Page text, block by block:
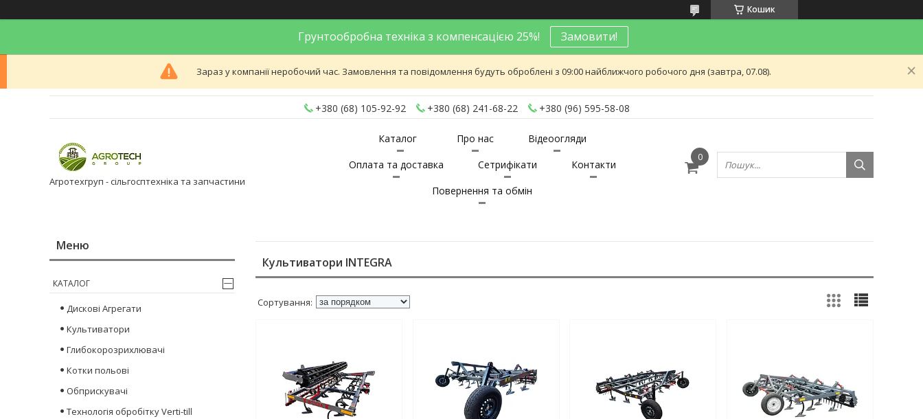
Кошик
Грунтообробна техніка з компенсацією 25%! Замовити!
Зараз у компанії неробочий час. Замовлення та повідомлення будуть оброблені з 09:00 найближчого робочого дня (завтра, 07.08).
+380 (68) 105-92-92 +380 (68) 241-68-22 +380 (96) 595-58-08
Агротехгруп - сільгосптехніка та запчастини
Каталог Про нас
Відеоогляди
Оплата та доставка
Сетрифікати
Контакти
Повернення та обмін
Культиватори INTEGRA
КАТАЛОГ
Дискові Агрегати
Культиватори
Глибокорозрихлювачі
Котки польові
Обприскувачі
Технологія обробітку Verti-till